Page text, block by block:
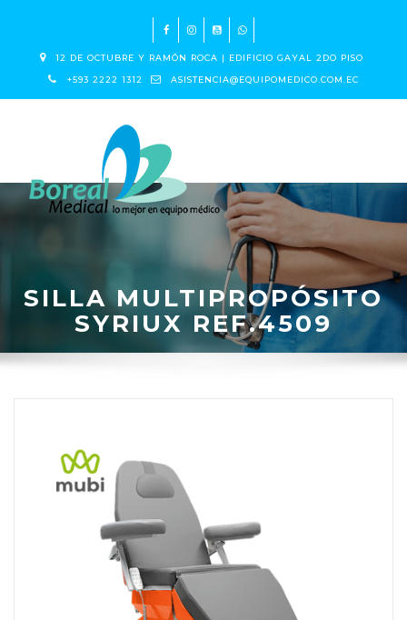
12 DE OCTUBRE Y RAMÓN ROCA | EDIFICIO GAYAL 2DO PISO
+593 2222 1312 ASISTENCIA@EQUIPOMEDICO.COM.EC
SILLA MULTIPROPÓSITO
SYRIUX REF.4509